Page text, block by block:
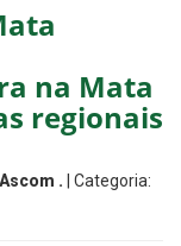
na Mata
regionais
Ascom . | Categoria: